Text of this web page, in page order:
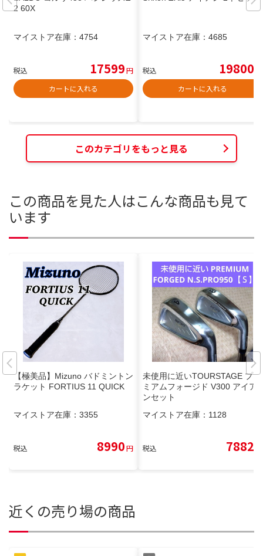
2 60X
マイストア在庫： 4754
税込 17599円
カートに入れる
マイストア在庫： 4685
税込 19800
カートに入れる
このカテゴリをもっと見る
この商品を見た人はこんな商品も見て
います
【極美品】Mizuno バドミントン
ラケット FORTIUS 11 QUICK
マイストア在庫： 3355
税込 8990円
未使用に近いTOURSTAGE プレ
ミアムフォージド V300 アイア
ンセット
マイストア在庫： 1128
税込 7882
近くの売り場の商品